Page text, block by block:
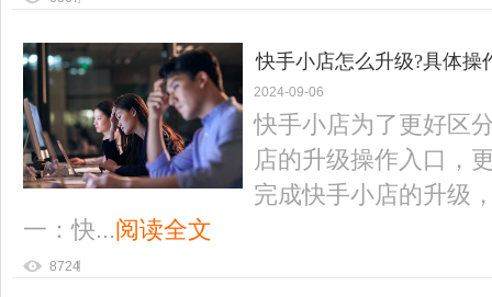
快手小店怎么升级?具体操
2024-09-06
快手小店为了更好区
店的升级操作入口，
完成快手小店的升级
一：快...阅读全文
8724